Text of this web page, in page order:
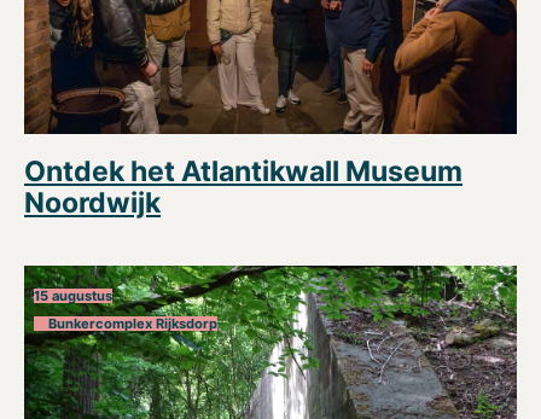
Ontdek het Atlantikwall Museum
Noordwijk
15 augustus
Bunkercomplex Rijksdorp